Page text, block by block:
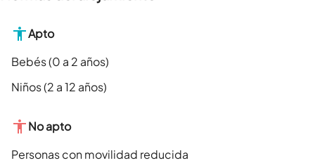
Apto
Bebés (0 a 2 años)
Niños (2 a 12 años)
No apto
Personas con movilidad reducida